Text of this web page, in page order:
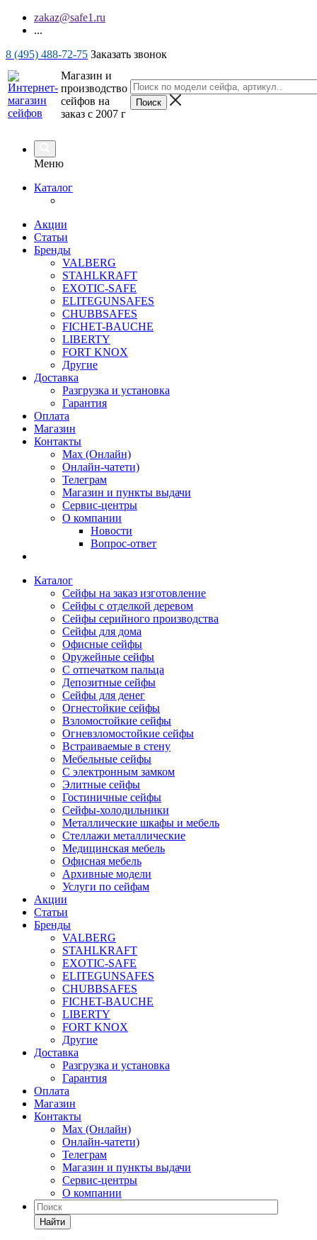
zakaz@safe1.ru
...
8 (495) 488-72-75 Заказать звонок
Магазин и
производство
сейфов на
заказ с 2007 г
Меню
Каталог
Акции
Статьи
Бренды
VALBERG
STAHLKRAFT
EXOTIC-SAFE
ELITEGUNSAFES
CHUBBSAFES
FICHET-BAUCHE
LIBERTY
FORT KNOX
Другие
Доставка
Разгрузка и установка
Гарантия
Оплата
Магазин
Контакты
Max (Онлайн)
Онлайн-чатети)
Телеграм
Магазин и пункты выдачи
Сервис-центры
О компании
Новости
Вопрос-ответ
Каталог
Сейфы на заказ изготовление
Сейфы с отделкой деревом
Сейфы серийного производства
Сейфы для дома
Офисные сейфы
Оружейные сейфы
С отпечатком пальца
Депозитные сейфы
Сейфы для денег
Огнестойкие сейфы
Взломостойкие сейфы
Огневзломостойкие сейфы
Встраиваемые в стену
Мебельные сейфы
С электронным замком
Элитные сейфы
Гостиничные сейфы
Сейфы-холодильники
Металлические шкафы и мебель
Стеллажи металлические
Медицинская мебель
Офисная мебель
Архивные модели
Услуги по сейфам
Акции
Статьи
Бренды
VALBERG
STAHLKRAFT
EXOTIC-SAFE
ELITEGUNSAFES
CHUBBSAFES
FICHET-BAUCHE
LIBERTY
FORT KNOX
Другие
Доставка
Разгрузка и установка
Гарантия
Оплата
Магазин
Контакты
Max (Онлайн)
Онлайн-чатети)
Телеграм
Магазин и пункты выдачи
Сервис-центры
О компании
Найти